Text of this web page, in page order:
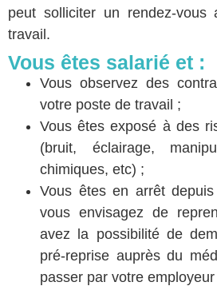
peut solliciter un rendez-vous
travail.
Vous êtes salarié et :
Vous observez des
votre poste de travail ;
Vous êtes exposé à des
(bruit, éclairage,
chimiques, etc) ;
Vous êtes en arrêt
vous envisagez de
avez la possibilité de
pré-reprise auprès du
passer par votre employeur